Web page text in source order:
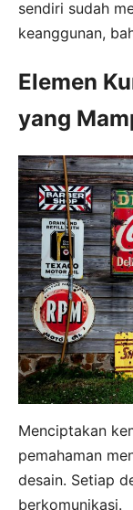
sendiri sudah
keanggunan,
Elemen
yang
Menciptakan
pemahaman
desain. Setiap
berkomunikasi.